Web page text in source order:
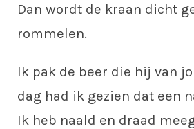
Dan wordt de kraan dicht
rommelen.
Ik pak de beer die hij van
dag had ik gezien dat een
Ik heb naald en draad